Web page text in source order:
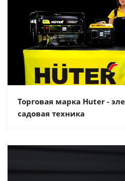
Торговая марка Huter -
садовая техника